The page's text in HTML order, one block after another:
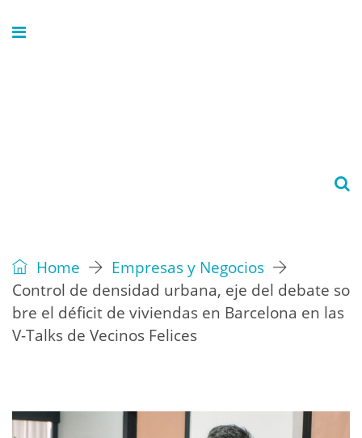
Home
Empresas y Negocios
Control de densidad urbana, eje del debate so
bre el déficit de viviendas en Barcelona en las
V-Talks de Vecinos Felices